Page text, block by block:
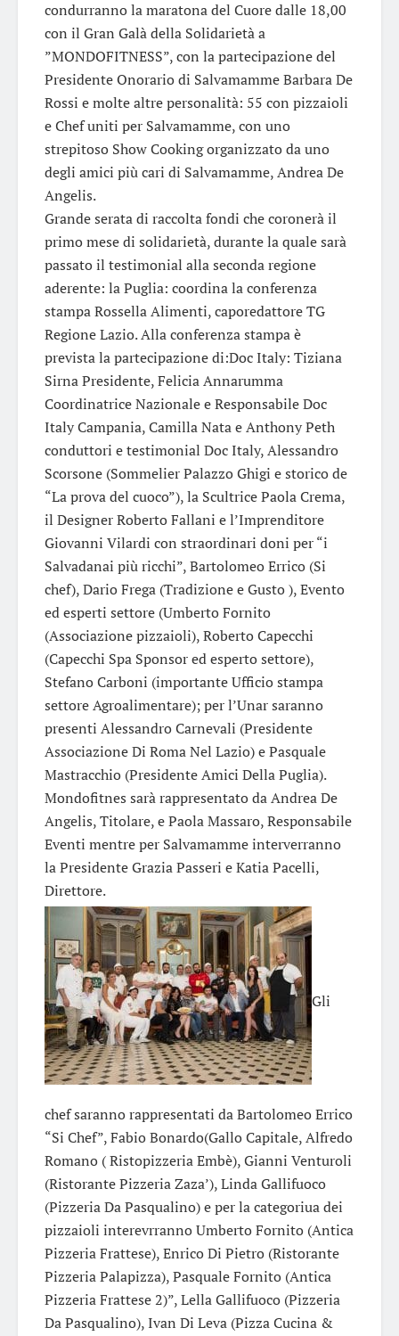
condurranno la maratona del Cuore dalle 18,00
con il Gran Galà della Solidarietà a
”MONDOFITNESS”, con la partecipazione del
Presidente Onorario di Salvamamme Barbara De
Rossi e molte altre personalità: 55 con pizzaioli
e Chef uniti per Salvamamme, con uno
strepitoso Show Cooking organizzato da uno
degli amici più cari di Salvamamme, Andrea De
Angelis.
Grande serata di raccolta fondi che coronerà il
primo mese di solidarietà, durante la quale sarà
passato il testimonial alla seconda regione
aderente: la Puglia: coordina la conferenza
stampa Rossella Alimenti, caporedattore TG
Regione Lazio. Alla conferenza stampa è
prevista la partecipazione di:Doc Italy: Tiziana
Sirna Presidente, Felicia Annarumma
Coordinatrice Nazionale e Responsabile Doc
Italy Campania, Camilla Nata e Anthony Peth
conduttori e testimonial Doc Italy, Alessandro
Scorsone (Sommelier Palazzo Ghigi e storico de
“La prova del cuoco”), la Scultrice Paola Crema,
il Designer Roberto Fallani e l’Imprenditore
Giovanni Vilardi con straordinari doni per “i
Salvadanai più ricchi”, Bartolomeo Errico (Si
chef), Dario Frega (Tradizione e Gusto ), Evento
ed esperti settore (Umberto Fornito
(Associazione pizzaioli), Roberto Capecchi
(Capecchi Spa Sponsor ed esperto settore),
Stefano Carboni (importante Ufficio stampa
settore Agroalimentare); per l’Unar saranno
presenti Alessandro Carnevali (Presidente
Associazione Di Roma Nel Lazio) e Pasquale
Mastracchio (Presidente Amici Della Puglia).
Mondofitnes sarà rappresentato da Andrea De
Angelis, Titolare, e Paola Massaro, Responsabile
Eventi mentre per Salvamamme interverranno
la Presidente Grazia Passeri e Katia Pacelli,
Direttore.
Gli
chef saranno rappresentati da Bartolomeo Errico
“Si Chef”, Fabio Bonardo(Gallo Capitale, Alfredo
Romano ( Ristopizzeria Embè), Gianni Venturoli
(Ristorante Pizzeria Zaza’), Linda Gallifuoco
(Pizzeria Da Pasqualino) e per la categoriua dei
pizzaioli interevrranno Umberto Fornito (Antica
Pizzeria Frattese), Enrico Di Pietro (Ristorante
Pizzeria Palapizza), Pasquale Fornito (Antica
Pizzeria Frattese 2)”, Lella Gallifuoco (Pizzeria
Da Pasqualino), Ivan Di Leva (Pizza Cucina &